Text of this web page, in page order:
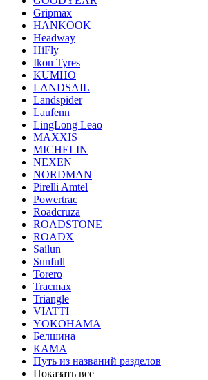
Gripmax
HANKOOK
Headway
HiFly
Ikon Tyres
KUMHO
LANDSAIL
Landspider
Laufenn
LingLong Leao
MAXXIS
MICHELIN
NEXEN
NORDMAN
Pirelli Amtel
Powertrac
Roadcruza
ROADSTONE
ROADX
Sailun
Sunfull
Torero
Tracmax
Triangle
VIATTI
YOKOHAMA
Белшина
КАМА
Путь из названий разделов
Показать все